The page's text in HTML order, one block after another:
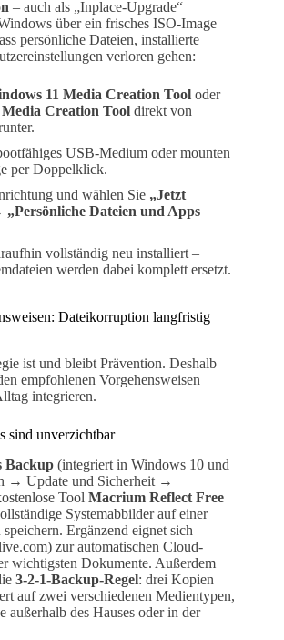
– auch als „Inplace-Upgrade“
über ein frisches ISO-Image
persönliche Dateien, installierte
verloren gehen:
11 Media Creation Tool oder
Creation Tool direkt von
USB-Medium oder mounten
per Doppelklick.
und wählen Sie „Jetzt
„Persönliche Dateien und Apps
vollständig neu installiert –
werden dabei komplett ersetzt.
Dateikorruption langfristig
ist und bleibt Prävention. Deshalb
empfohlenen Vorgehensweisen
integrieren.
sind unverzichtbar
Backup (integriert in Windows 10 und
→ Update und Sicherheit →
Tool Macrium Reflect Free
Systemabbilder auf einer
Ergänzend eignet sich
zur automatischen Cloud-
wichtigsten Dokumente. Außerdem
3-2-1-Backup-Regel: drei Kopien
auf zwei verschiedenen Medientypen,
außerhalb des Hauses oder in der